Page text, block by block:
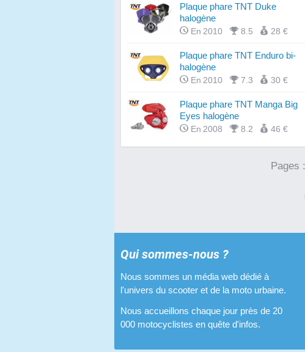
Plaque phare TNT Duke
halogène
En 2010 8.5 28 €
Plaque phare TNT Enduro bi-
halogène
En 2010 7.3 30 €
Plaque phare TNT Manga Big
Eyes halogène
En 2008 8.2 46 €
Pages :
Qui sommes-nous ?
Nous sommes un média web dédié à
l'univers du scooter et de la moto urbaine.
Nous accueillons chaque jour près de 20
000 motocyclistes en quête d'infos.